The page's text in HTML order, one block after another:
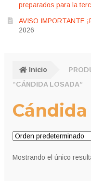
preparados para la
AVISO IMPORTANTE
2026
Inicio
“CÁNDIDA LOSADA”
Mostrando el único